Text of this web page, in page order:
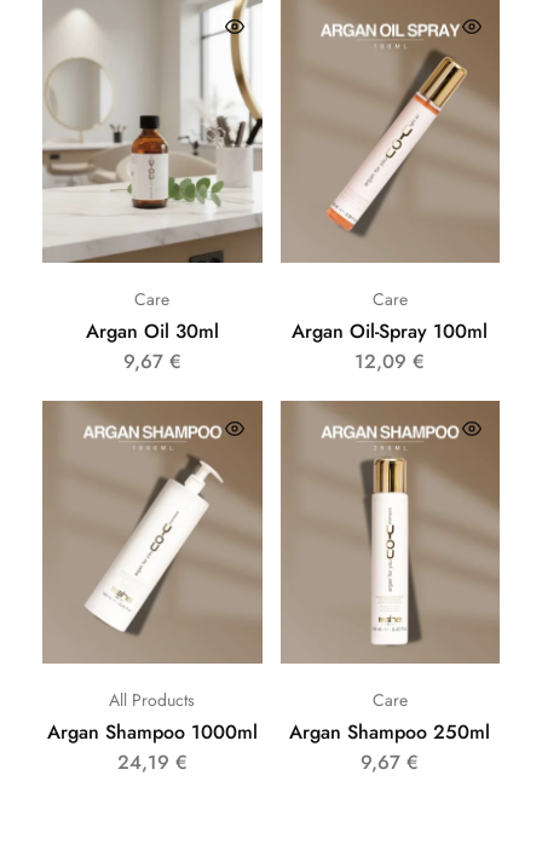
Care
Argan Oil 30ml
9,67 €
Care
Argan Oil-Spray 100ml
12,09€
All Products
Argan Shampoo 1000ml
24,19 €
Care
Argan Shampoo 250ml
9,67€